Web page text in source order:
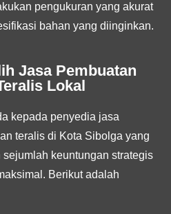
pengukuran yang akurat
bahan yang diinginkan.
Jasa Pembuatan
Lokal
kepada penyedia jasa
teralis di Kota Sibolga yang
keuntungan strategis
Berikut adalah